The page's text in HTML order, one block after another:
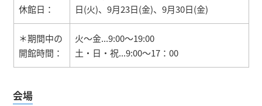
休館日：
日(火)、9月23日(金)、9月30日(金)
＊期間中の
開館時間：
火～金...9:00～19:00
土・日・祝...9:00～17：00
会場